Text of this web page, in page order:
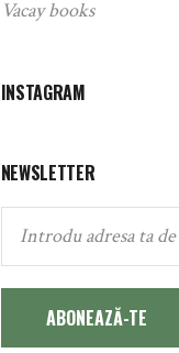
Vacay books
INSTAGRAM
NEWSLETTER
ABONEAZĂ-TE